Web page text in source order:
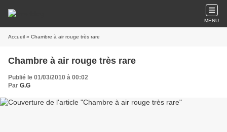
MENU
Accueil » Chambre à air rouge très rare
Chambre à air rouge très rare
Publié le 01/03/2010 à 00:02
Par G.G